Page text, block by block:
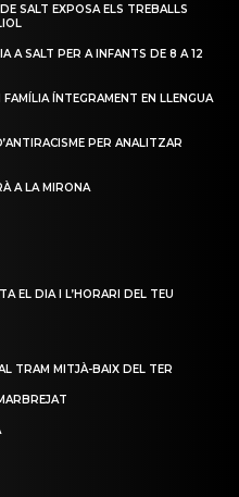
SALT EXPOSA ELS TREBALLS
A SALT PER A INFANTS DE 8 A 12
ÍNTEGRAMENT EN LLENGUA
PER ANALITZAR
A LA MIRONA
EL DIA I L’HORARI DEL TEU
TRAM MITJÀ-BAIX DEL TER